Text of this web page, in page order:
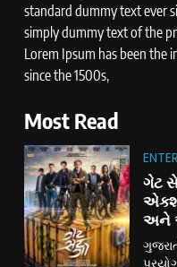
standard dummy text ever
simply dummy text of the
Lorem Ipsum has been the
since the 1500s,
Most Read
ગેટ
અને